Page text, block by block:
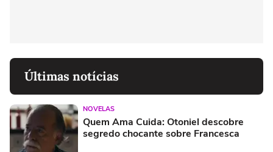
Últimas notícias
NOVELAS
Quem Ama Cuida: Otoniel descobre
segredo chocante sobre Francesca